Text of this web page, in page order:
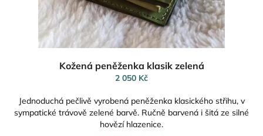
Kožená peněženka klasik zelená
2 050 Kč
Jednoduchá pečlivě vyrobená peněženka klasického střihu, v
sympatické trávově zelené barvě. Ručně barvená i šitá ze silné
hovězí hlazenice.